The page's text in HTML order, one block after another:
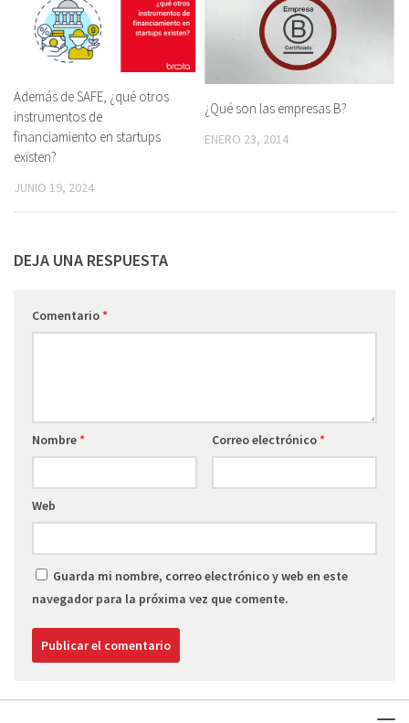
Además de SAFE, ¿qué otros
instrumentos de
financiamiento en startups
existen?
JUNIO 19, 2024
¿Qué son las empresas B?
ENERO 23, 2014
DEJA UNA RESPUESTA
Comentario*
Nombre* Correo electrónico*
Web
Guarda mi nombre, correo electrónico y web en este
navegador para la próxima vez que comente.